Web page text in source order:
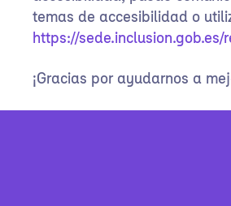
temas de accesibilidad o
https://
¡Gracias por ayudarnos a